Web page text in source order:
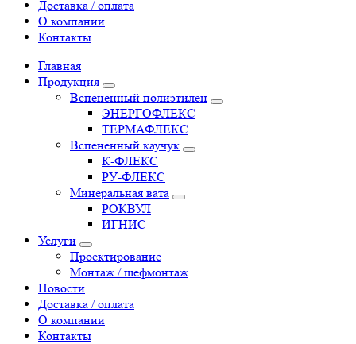
Доставка / оплата
О компании
Контакты
Главная
Продукция
Вспененный полиэтилен
ЭНЕРГОФЛЕКС
ТЕРМАФЛЕКС
Вспененный каучук
К-ФЛЕКС
РУ-ФЛЕКС
Минеральная вата
РОКВУЛ
ИГНИС
Услуги
Проектирование
Монтаж / шефмонтаж
Новости
Доставка / оплата
О компании
Контакты